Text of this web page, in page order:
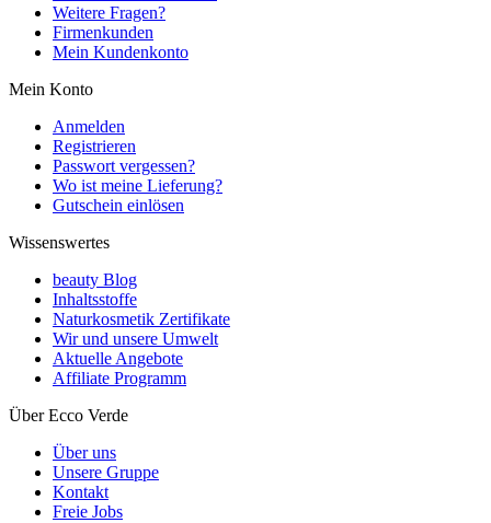
Weitere Fragen?
Firmenkunden
Mein Kundenkonto
Mein Konto
Anmelden
Registrieren
Passwort vergessen?
Wo ist meine Lieferung?
Gutschein einlösen
Wissenswertes
beauty Blog
Inhaltsstoffe
Naturkosmetik Zertifikate
Wir und unsere Umwelt
Aktuelle Angebote
Affiliate Programm
Über Ecco Verde
Über uns
Unsere Gruppe
Kontakt
Freie Jobs